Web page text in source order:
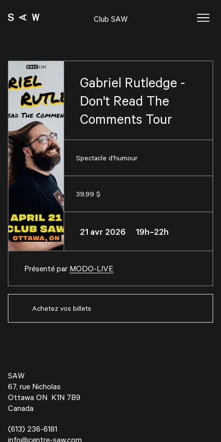
Club SAW
Gabriel Rutledge -
Don't Read The
Comments Tour
Spectacle d'humour
39,99 $
21 avr 2026 19h–22h
Présenté par MODO-LIVE
Achetez vos billets
SAW
67, rue Nicholas
Ottawa ON K1N 7B9
Canada
(613) 236-6181
info@centre-saw.com